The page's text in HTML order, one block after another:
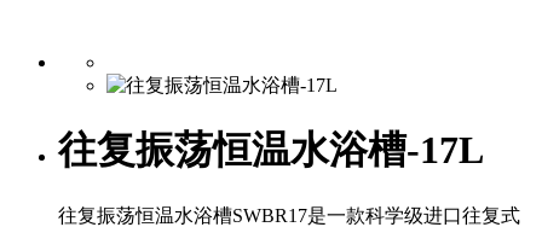
往复振荡恒温水浴槽-17L
往复振荡恒温水浴槽SWBR17是一款科学级进口往复式